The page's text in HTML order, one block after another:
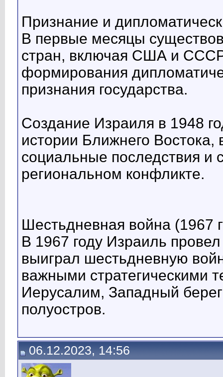
Признание и
В первые месяцы
стран, включая США и
формирования
признания государства.
Создание Израиля в 1948
истории Ближнего
социальные последствия
региональном конфликте.
Шестьдневная война (1967
В 1967 году Израиль
выиграл шестьдневную
важными стратегическими
Иерусалим, Западный
полуостров.
06.12.2023, 14:56